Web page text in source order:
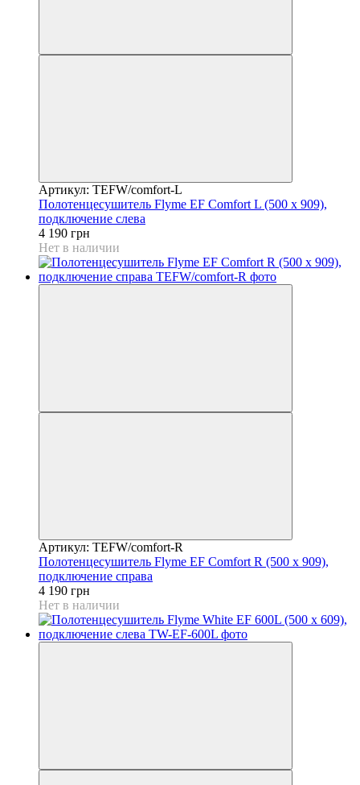
Артикул: TEFW/comfort-L
Полотенцесушитель Flyme EF Comfort L (500 х 909),
подключение слева
4 190 грн
Нет в наличии
Артикул: TEFW/comfort-R
Полотенцесушитель Flyme EF Comfort R (500 х 909),
подключение справа
4 190 грн
Нет в наличии